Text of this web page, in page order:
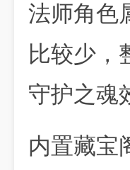
法师角色
比较少，
守护之魂
内置藏宝